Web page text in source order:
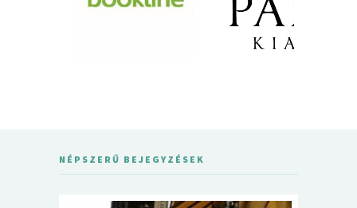
NÉPSZERŰ BEJEGYZÉSEK